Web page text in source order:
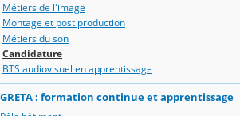
Métiers de l'image
Montage et post production
Métiers du son
Candidature
BTS audiovisuel en apprentissage
GRETA : formation continue et apprentissage